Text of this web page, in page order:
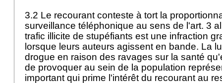
3.2 Le recourant conteste à tort la
surveillance téléphonique au sens de l'art. 3
trafic illicite de stupéfiants est une infraction
lorsque leurs auteurs agissent en bande. La
drogue en raison des ravages sur la santé
de provoquer au sein de la population
important qui prime l'intérêt du recourant au